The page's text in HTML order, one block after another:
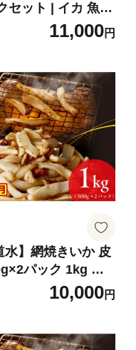
セット | イカ 魚介
11,000円
水】網焼きいか 皮
パック 1kg 選
ふっくら 香ばしい
食べやすい おつ
り寄せ 函館市 送
10,000円